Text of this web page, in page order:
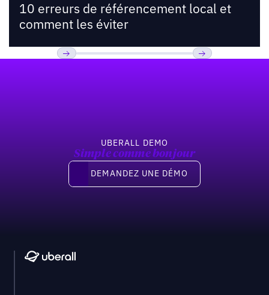
10 erreurs de référencement local et
comment les éviter
UBERALL DEMO
Simple comme bonjour
Demandez une démo
DEMANDEZ UNE DÉMO